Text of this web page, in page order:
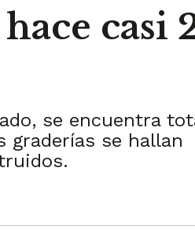
casi
se encuentra
graderías se hallan